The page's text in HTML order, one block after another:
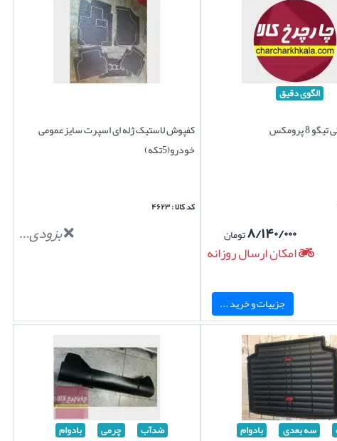
الگوی دقیق
پرومکس
۸/۱۴۰/۰۰۰تومان
امکان ارسال روزانه
جزییات و خرید ...
کفپوش لاستیک ژله ای اسپرت سایزعمومی
خودرو(5تکه)
کد کالا : ۴۶۲۳
بزودی...
سه بعدی بادوام ضدآب چرمی
بادوام